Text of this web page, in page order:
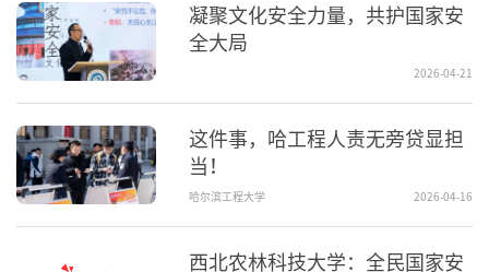
凝聚文化安全力量，共护国家安
全大局
2026-04-21
这件事，哈工程人责无旁贷显担
当！
哈尔滨工程大学 2026-04-16
西北农林科技大学：全民国家安